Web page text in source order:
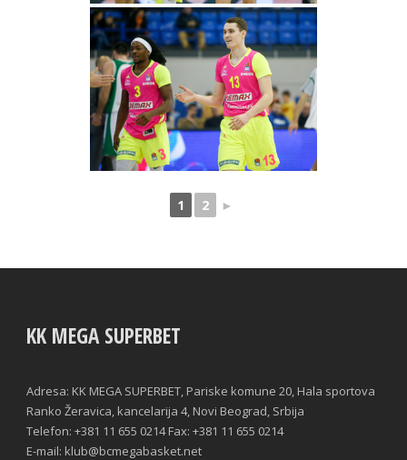
1 2 ►
KK MEGA SUPERBET
Adresa: KK MEGA SUPERBET, Pariske komune 20, Hala sportova
Ranko Žeravica, kancelarija 4, Novi Beograd, Srbija
Telefon: +381 11 655 0214 Fax: +381 11 655 0214
E-mail: klub@bcmegabasket.net